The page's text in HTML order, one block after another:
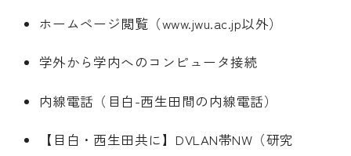
ホームページ閲覧（www.jwu.ac.jp以外）
学外から学内へのコンピュータ接続
内線電話（目白-西生田間の内線電話）
【目白・西生田共に】DVLAN帯NW（研究